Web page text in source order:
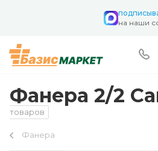
на наши
Фанера 2/2
товаров
Фанера